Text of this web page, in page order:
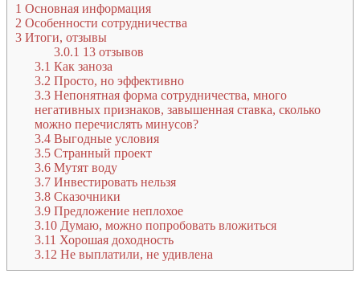
1 Основная информация
2 Особенности сотрудничества
3 Итоги, отзывы
3.0.1 13 отзывов
3.1 Как заноза
3.2 Просто, но эффективно
3.3 Непонятная форма сотрудничества, много
негативных признаков, завышенная ставка, сколько
можно перечислять минусов?
3.4 Выгодные условия
3.5 Странный проект
3.6 Мутят воду
3.7 Инвестировать нельзя
3.8 Сказочники
3.9 Предложение неплохое
3.10 Думаю, можно попробовать вложиться
3.11 Хорошая доходность
3.12 Не выплатили, не удивлена